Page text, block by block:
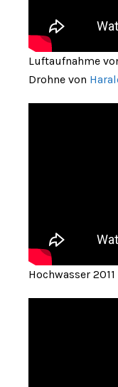
Luftaufnahme
Drohne von
Hochwasser 2011